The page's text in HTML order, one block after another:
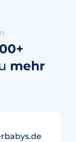
mehr